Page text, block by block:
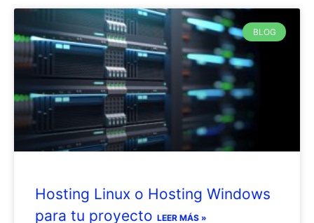
BLOG
Hosting Linux o Hosting Windows
para tu proyecto LEER MÁS »